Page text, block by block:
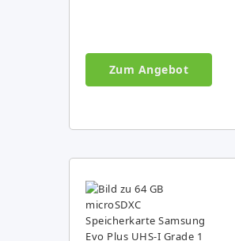
Zum Angebot